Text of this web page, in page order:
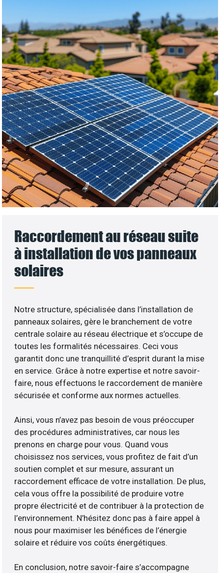
Raccordement au réseau suite
à installation de vos panneaux
solaires
Notre structure, spécialisée dans l’installation de
panneaux solaires, gère le branchement de votre
centrale solaire au réseau électrique et s’occupe de
toutes les formalités nécessaires. Ceci vous
garantit donc une tranquillité d’esprit durant la mise
en service. Grâce à notre expertise et notre savoir-
faire, nous effectuons le raccordement de manière
sécurisée et conforme aux normes actuelles.
Ainsi, vous n’avez pas besoin de vous préoccuper
des procédures administratives, car nous les
prenons en charge pour vous. Quand vous
choisissez nos services, vous profitez de fait d’un
soutien complet et sur mesure, assurant un
raccordement efficace de votre installation. De plus,
cela vous offre la possibilité de produire votre
propre électricité et de contribuer à la protection de
l’environnement. N’hésitez donc pas à faire appel à
nous pour maximiser les bénéfices de l’énergie
solaire et réduire vos coûts énergétiques.
En conclusion, notre savoir-faire s’accompagne